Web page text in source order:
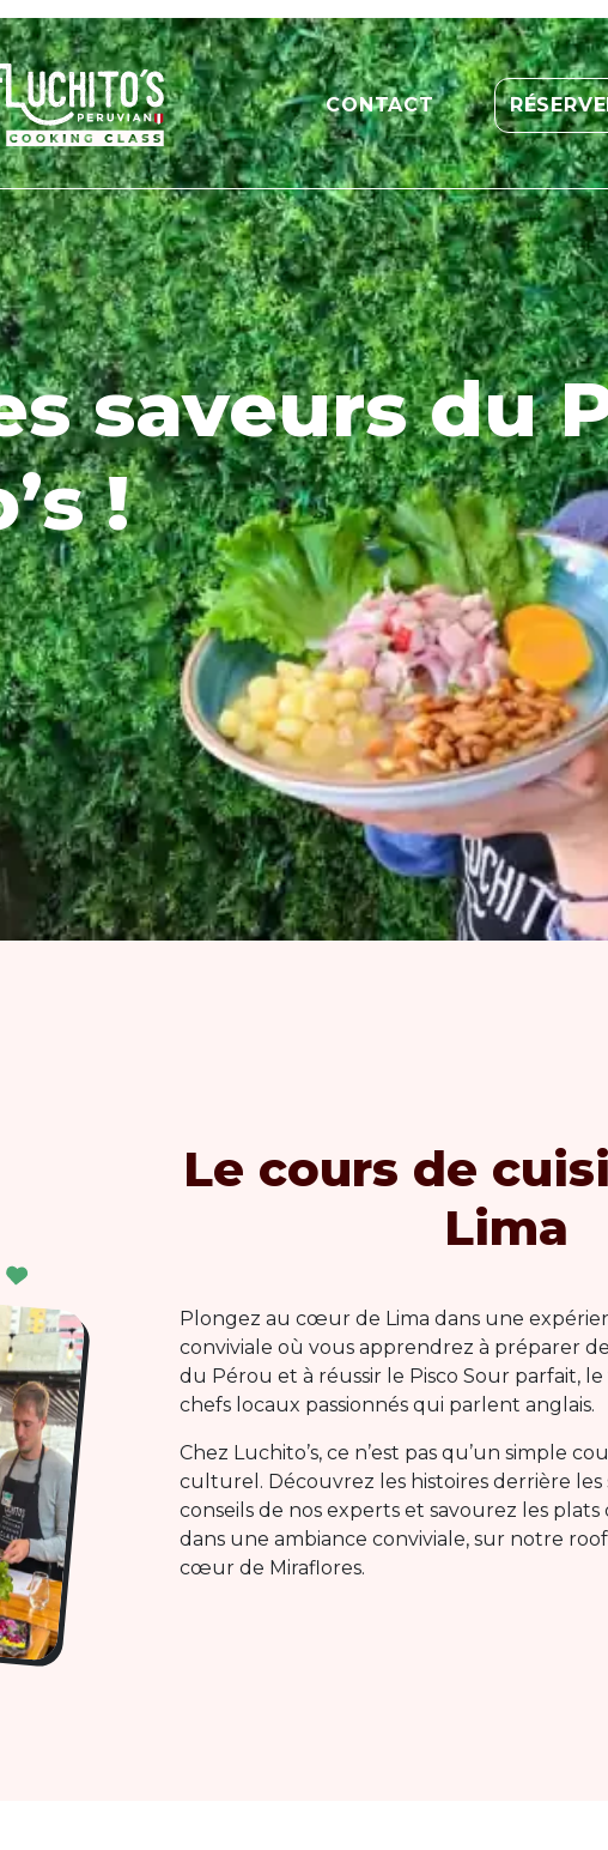
CONTACT
saveurs du
!
Le cours de
Lima
Plongez au cœur de Lima dans une
conviviale où vous apprendrez à préparer
du Pérou et à réussir le Pisco Sour parfait,
chefs locaux passionnés qui parlent anglais.
Chez Luchito’s, ce n’est pas qu’un simple
culturel. Découvrez les histoires derrière les
conseils de nos experts et savourez les
dans une ambiance conviviale, sur notre
cœur de Miraflores.